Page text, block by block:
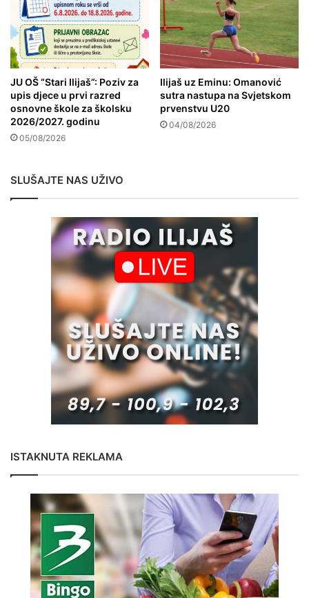
JU OŠ “Stari Ilijaš”: Poziv za
upis djece u prvi razred
osnovne škole za školsku
2026/2027. godinu
05/08/2026
Ilijaš uz Eminu: Omanović
sutra nastupa na Svjetskom
prvenstvu U20
04/08/2026
SLUŠAJTE NAS UŽIVO
ISTAKNUTA REKLAMA